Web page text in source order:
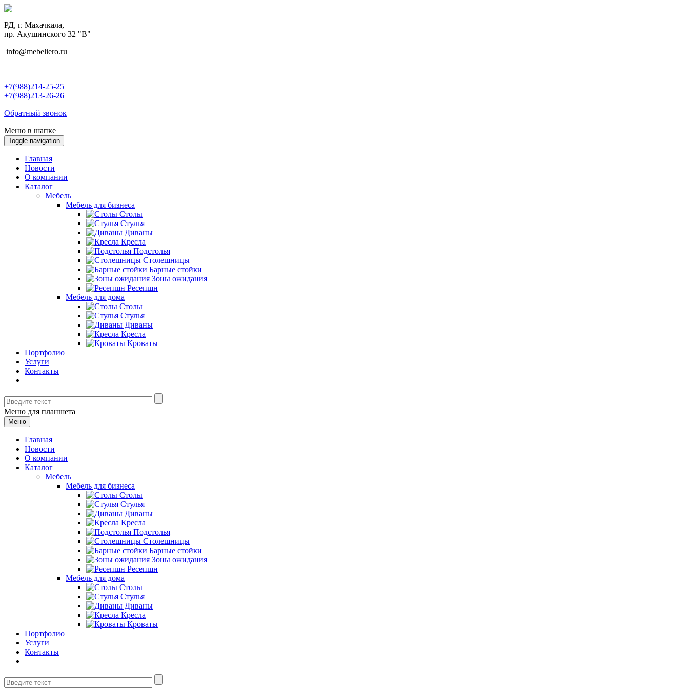
РД, г. Махачкала,
пр. Акушинского 32 "В"
info@mebeliero.ru
+7(988)214-25-25
+7(988)213-26-26
Обратный звонок
Меню в шапке
Toggle navigation
Главная
Новости
О компании
Каталог
Мебель
Мебель для бизнеса
Столы
Стулья
Диваны
Кресла
Подстолья
Столешницы
Барные стойки
Зоны ожидания
Ресепшн
Мебель для дома
Столы
Стулья
Диваны
Кресла
Кроваты
Портфолио
Услуги
Контакты
Меню для планшета
Меню
Главная
Новости
О компании
Каталог
Мебель
Мебель для бизнеса
Столы
Стулья
Диваны
Кресла
Подстолья
Столешницы
Барные стойки
Зоны ожидания
Ресепшн
Мебель для дома
Столы
Стулья
Диваны
Кресла
Кроваты
Портфолио
Услуги
Контакты